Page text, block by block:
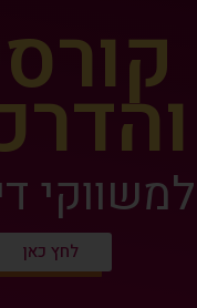
למשווקי
לחץ כאן